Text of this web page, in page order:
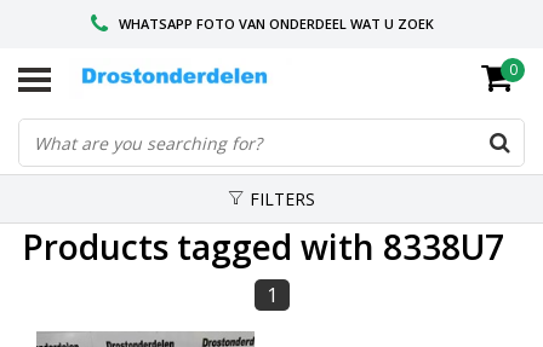
WHATSAPP FOTO VAN ONDERDEEL WAT U ZOEK
VOOR 16.00 BESTELD, VANDAAG VERZONDEN
GESPECIALISEERD PEUGEOT
0
FILTERS
Products tagged with 8338U7
1